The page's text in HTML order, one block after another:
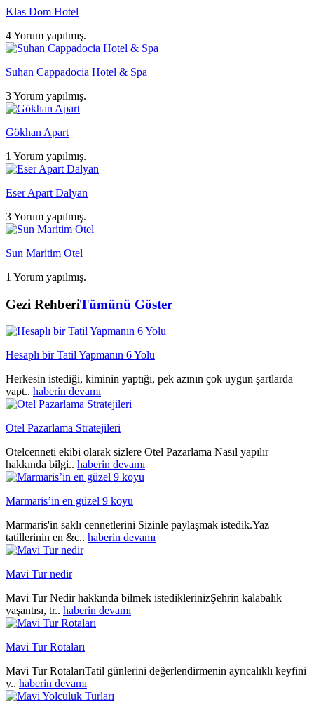
Klas Dom Hotel
4 Yorum yapılmış.
Suhan Cappadocia Hotel & Spa
3 Yorum yapılmış.
Gökhan Apart
1 Yorum yapılmış.
Eser Apart Dalyan
3 Yorum yapılmış.
Sun Maritim Otel
1 Yorum yapılmış.
Gezi RehberiTümünü Göster
Hesaplı bir Tatil Yapmanın 6 Yolu
Herkesin istediği, kiminin yaptığı, pek azının çok uygun şartlarda
yapt.. haberin devamı
Otel Pazarlama Stratejileri
Otelcenneti ekibi olarak sizlere Otel Pazarlama Nasıl yapılır
hakkında bilgi.. haberin devamı
Marmaris’in en güzel 9 koyu
Marmaris'in saklı cennetlerini Sizinle paylaşmak istedik.Yaz
tatillerinin en &c.. haberin devamı
Mavi Tur nedir
Mavi Tur Nedir hakkında bilmek istediklerinizŞehrin kalabalık
yaşantısı, tr.. haberin devamı
Mavi Tur Rotaları
Mavi Tur RotalarıTatil günlerini değerlendirmenin ayrıcalıklı keyfini
y.. haberin devamı